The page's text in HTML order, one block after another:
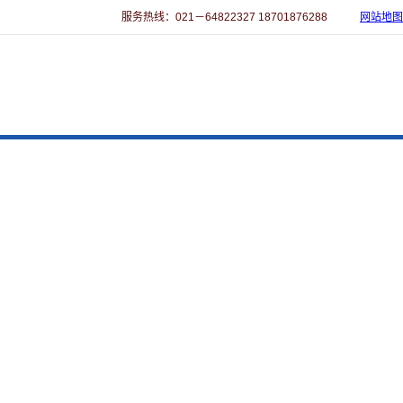
服务热线：021－64822327 18701876288 网站地图